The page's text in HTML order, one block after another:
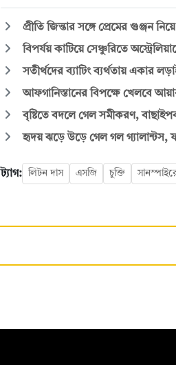
প্রীতি জিন্তার সঙ্গে প্রেমের গুঞ্জন
বিপর্যয় কাটিয়ে সেঞ্চুরিতে
সতীর্থদের ব্যাটিং ব্যর্থতায় একার
আফগানিস্তানের বিপক্ষে খেলবে
বৃষ্টিতে বদলে গেল সমীকরণ,
হৃদয় ঝড়ে উড়ে গেল গল গ্যালান্টস,
ট্যাগ: লিটন দাস এসজি চুক্তি